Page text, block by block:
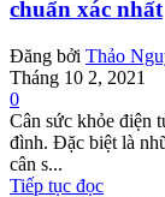
chuẩn xác nhất
Đăng bởi Thảo
Tháng 10 2, 2021
0
Cân sức khỏe điện
đình. Đặc biệt là
cân s...
Tiếp tục đọc